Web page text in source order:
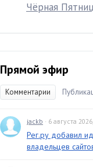
Чёрная
Прямой эфир
Комментарии
jackb · 6 августа
Рег.ру добавил
владельцев